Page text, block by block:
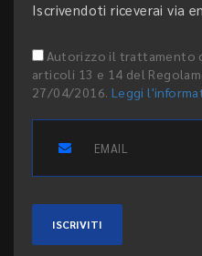
Iscrivendoti riceverai via
Autorizzo il trattamento
articoli 13 e 14 del
27/04/2016. Leggi
ISCRIVITI